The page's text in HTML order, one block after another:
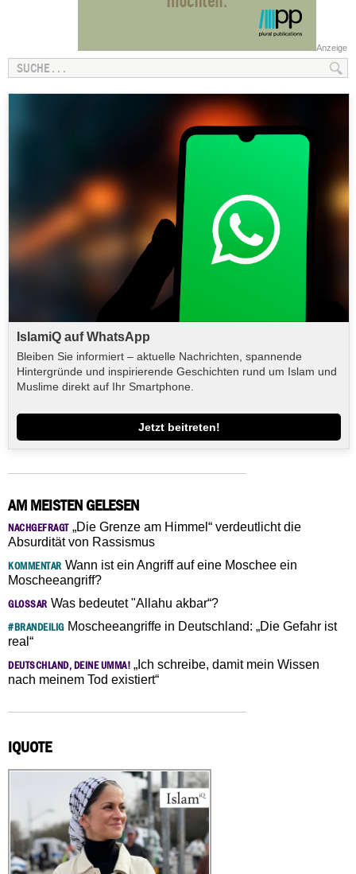
Anzeige
IslamiQ auf WhatsApp
Bleiben Sie informiert – aktuelle Nachrichten, spannende
Hintergründe und inspirierende Geschichten rund um Islam und
Muslime direkt auf Ihr Smartphone.
Jetzt beitreten!
AM MEISTEN GELESEN
NACHGEFRAGT„Die Grenze am Himmel“ verdeutlicht die
Absurdität von Rassismus
KOMMENTAR Wann ist ein Angriff auf eine Moschee ein
Moscheeangriff?
GLOSSAR Was bedeutet "Allahu akbar“?
#BRANDEILIGMoscheeangriffe in Deutschland: „Die Gefahr ist
real“
DEUTSCHLAND, DEINE UMMA! „Ich schreibe, damit mein Wissen
nach meinem Tod existiert“
IQUOTE